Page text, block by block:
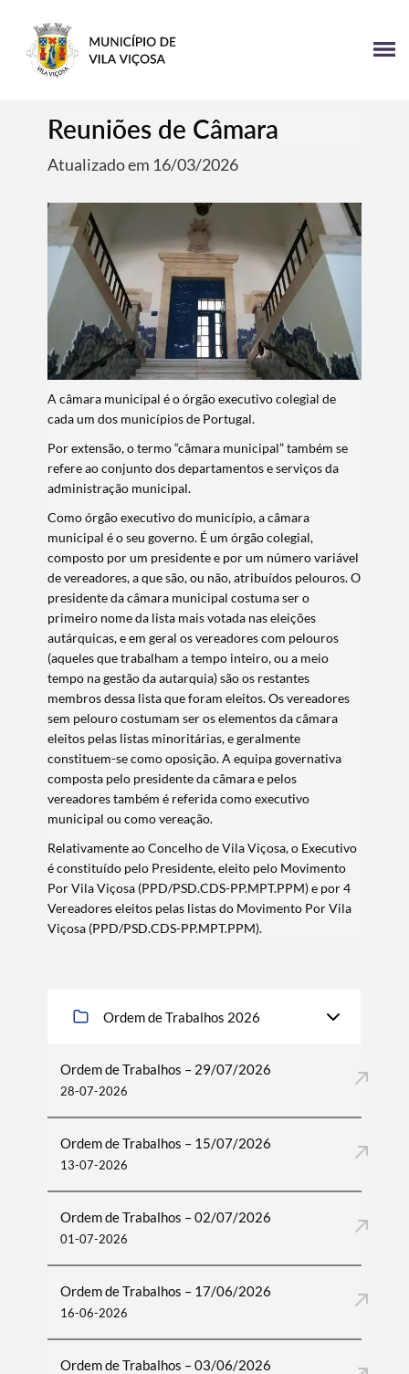
Reuniões de Câmara
Atualizado em 16/03/2026
A câmara municipal é o órgão executivo colegial de
cada um dos municípios de Portugal.
Por extensão, o termo “câmara municipal” também se
refere ao conjunto dos departamentos e serviços da
administração municipal.
Como órgão executivo do município, a câmara
municipal é o seu governo. É um órgão colegial,
composto por um presidente e por um número variável
de vereadores, a que são, ou não, atribuídos pelouros. O
presidente da câmara municipal costuma ser o
primeiro nome da lista mais votada nas eleições
autárquicas, e em geral os vereadores com pelouros
(aqueles que trabalham a tempo inteiro, ou a meio
tempo na gestão da autarquia) são os restantes
membros dessa lista que foram eleitos. Os vereadores
sem pelouro costumam ser os elementos da câmara
eleitos pelas listas minoritárias, e geralmente
constituem-se como oposição. A equipa governativa
composta pelo presidente da câmara e pelos
vereadores também é referida como executivo
municipal ou como vereação.
Relativamente ao Concelho de Vila Viçosa, o Executivo
é constituído pelo Presidente, eleito pelo Movimento
Por Vila Viçosa (PPD/PSD.CDS-PP.MPT.PPM) e por 4
Vereadores eleitos pelas listas do Movimento Por Vila
Viçosa (PPD/PSD.CDS-PP.MPT.PPM).
Ordem de Trabalhos 2026
Ordem de Trabalhos – 29/07/2026
28-07-2026
Ordem de Trabalhos – 15/07/2026
13-07-2026
Ordem de Trabalhos – 02/07/2026
01-07-2026
Ordem de Trabalhos – 17/06/2026
16-06-2026
Ordem de Trabalhos – 03/06/2026